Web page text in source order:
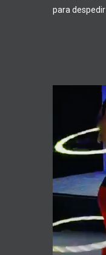
para despedir